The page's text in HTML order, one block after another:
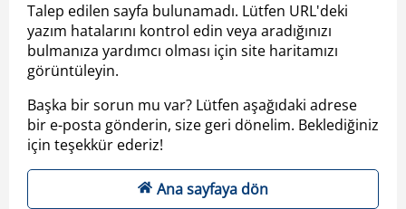
Talep edilen sayfa bulunamadı. Lütfen URL'deki
yazım hatalarını kontrol edin veya aradığınızı
bulmanıza yardımcı olması için site haritamızı
görüntüleyin.
Başka bir sorun mu var? Lütfen aşağıdaki adrese
bir e-posta gönderin, size geri dönelim. Beklediğiniz
için teşekkür ederiz!
Ana sayfaya dön